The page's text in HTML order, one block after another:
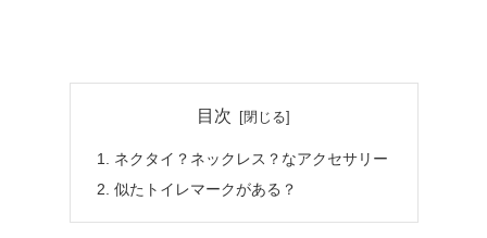
目次
ネクタイ？ネックレス？なアクセサリー
似たトイレマークがある？